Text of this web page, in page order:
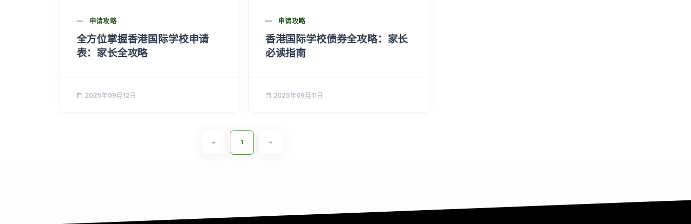
申请攻略
全方位掌握香港国际学校申请
表：家长全攻略
2025年09月12日
申请攻略
香港国际学校债券全攻略：家长
必读指南
2025年09月11日
1